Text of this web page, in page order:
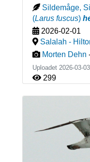
Sildemåge,
(Larus fuscus)
2026-02-01
Salalah -
Morten Dehn
Uploadet 2026-03-
299